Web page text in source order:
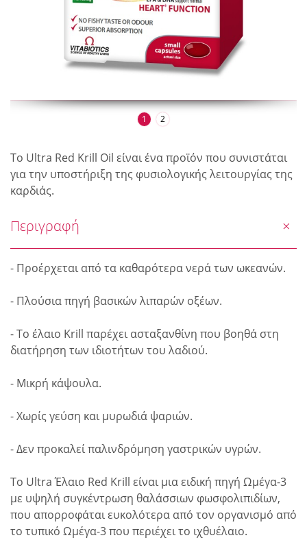
1 2
Το Ultra Red Krill Oil είναι ένα προϊόν που συνιστάται
για την υποστήριξη της φυσιολογικής λειτουργίας της
καρδιάς.
Περιγραφή
- Προέρχεται από τα καθαρότερα νερά των ωκεανών.
- Πλούσια πηγή βασικών λιπαρών οξέων.
- Το έλαιο Krill παρέχει ασταξανθίνη που βοηθά στη
διατήρηση των ιδιοτήτων του λαδιού.
- Μικρή κάψουλα.
- Χωρίς γεύση και μυρωδιά ψαριών.
- Δεν προκαλεί παλινδρόμηση γαστρικών υγρών.
Το Ultra Έλαιο Red Krill είναι μια ειδική πηγή Ωμέγα-3
με υψηλή συγκέντρωση θαλάσσιων φωσφολιπιδίων,
που απορροφάται ευκολότερα από τον οργανισμό από
το τυπικό Ωμέγα-3 που περιέχει το ιχθυέλαιο.